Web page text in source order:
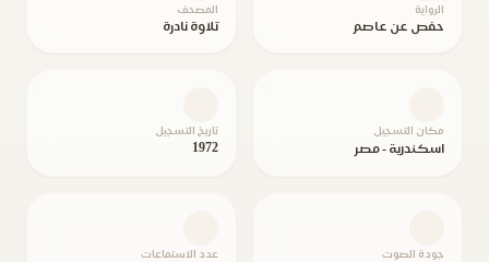
الرواية
حفص عن عاصم
المصحف
تلاوة نادرة
مكان التسجيل
اسكندرية - مصر
تاريخ التسجيل
1972
جودة الصوت عدد الاستماعات